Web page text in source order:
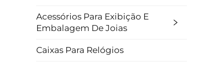
Acessórios Para Exibição E
Embalagem De Joias
Caixas Para Relógios